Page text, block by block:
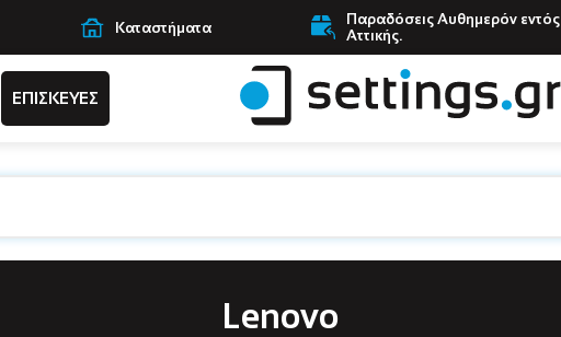
Καταστήματα
Παραδόσεις Αυθημερόν εντός
Αττικής.
ΕΠΙΣΚΕΥΕΣ
Lenovo